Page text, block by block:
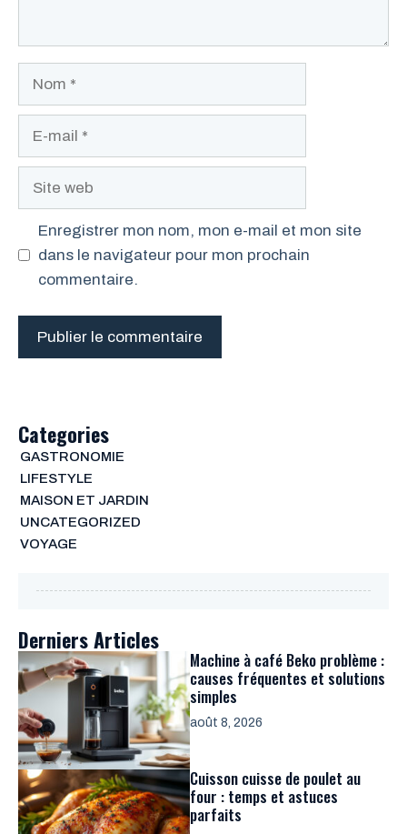
Site
Enregistrer mon nom, mon e-mail et mon site
dans le navigateur pour mon prochain
commentaire.
Categories
GASTRONOMIE
LIFESTYLE
MAISON ET JARDIN
UNCATEGORIZED
VOYAGE
Derniers Articles
Machine à café Beko problème :
causes fréquentes et solutions
simples
août 8, 2026
Cuisson cuisse de poulet au
four : temps et astuces
parfaits